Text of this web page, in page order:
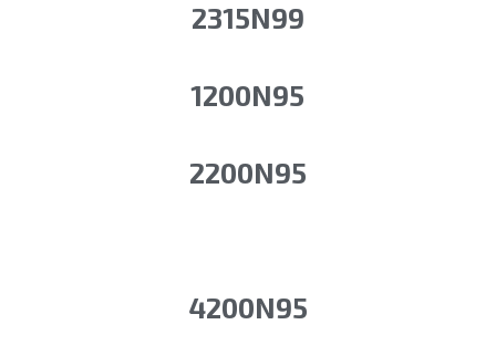
2315N99
1200N95
2200N95
4200N95